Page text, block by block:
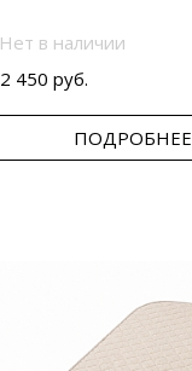
Нет в наличии
2 450 руб.
ПОДРОБНЕЕ